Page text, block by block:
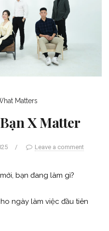
Matters
X Matter
/ Leave a comment
bạn đang làm gì?
ngày làm việc đầu tiên